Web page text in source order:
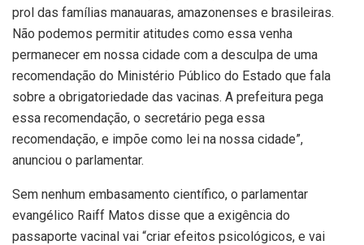
prol das famílias manauaras, amazonenses e brasileiras.
Não podemos permitir atitudes como essa venha
permanecer em nossa cidade com a desculpa de uma
recomendação do Ministério Público do Estado que fala
sobre a obrigatoriedade das vacinas. A prefeitura pega
essa recomendação, o secretário pega essa
recomendação, e impõe como lei na nossa cidade”,
anunciou o parlamentar.
Sem nenhum embasamento científico, o parlamentar
evangélico Raiff Matos disse que a exigência do
passaporte vacinal vai “criar efeitos psicológicos, e vai